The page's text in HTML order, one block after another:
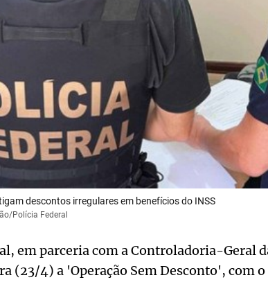
descontos irregulares em benefícios do INSS
Polícia Federal
em parceria com a Controladoria-Geral
(23/4) a 'Operação Sem Desconto', com